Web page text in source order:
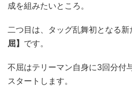
成を組みたいところ。
二つ目は、タッグ乱舞初となる
屈】 です。
不屈はテリーマン自身に3回分付
スタートします。